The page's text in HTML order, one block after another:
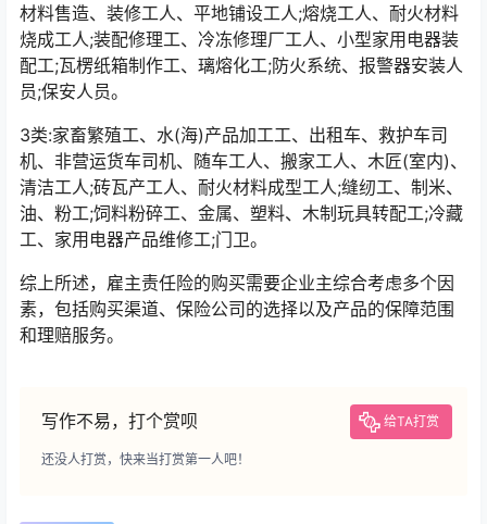
材料售造、装修工人、平地铺设工人;熔烧工人、耐火材料
烧成工人;装配修理工、冷冻修理厂工人、小型家用电器装
配工;瓦楞纸箱制作工、璃熔化工;防火系统、报警器安装人
员;保安人员。
3类:家畜繁殖工、水(海)产品加工工、出租车、救护车司
机、非营运货车司机、随车工人、搬家工人、木匠(室内)、
清洁工人;砖瓦产工人、耐火材料成型工人;缝纫工、制米、
油、粉工;饲料粉碎工、金属、塑料、木制玩具转配工;冷藏
工、家用电器产品维修工;门卫。
综上所述，雇主责任险的购买需要企业主综合考虑多个因
素，包括购买渠道、保险公司的选择以及产品的保障范围
和理赔服务。
写作不易，打个赏呗 给TA打赏
还没人打赏，快来当打赏第一人吧！